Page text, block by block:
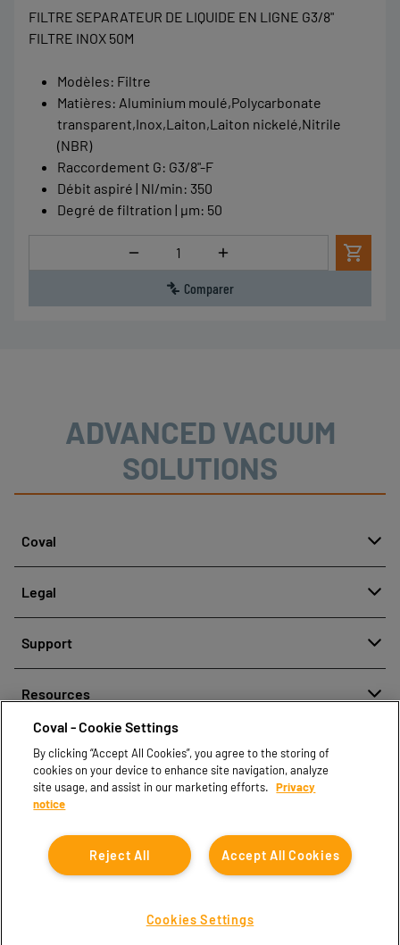
FILTRE SEPARATEUR DE LIQUIDE EN LIGNE G3/8"
FILTRE INOX 50M
Modèles: Filtre
Matières: Aluminium moulé,Polycarbonate
transparent,Inox,Laiton,Laiton nickelé,Nitrile
(NBR)
Raccordement G: G3/8"-F
Débit aspiré | Nl/min: 350
Degré de filtration | µm: 50
Quantité
Comparer
ADVANCED VACUUM
SOLUTIONS
Coval
Notre histoire
Nos technologies
Legal
Mentions légales
Support
Contacts commerciaux
Trouver un partenaire
Resources
Centre de documents
Coval CAD Catalog
Blog
FAQ
Coval - Cookie Settings
By clicking “Accept All Cookies”, you agree to the storing of
cookies on your device to enhance site navigation, analyze
site usage, and assist in our marketing efforts. Privacy
notice
Accept All Cookies
Reject All
Cookies Settings